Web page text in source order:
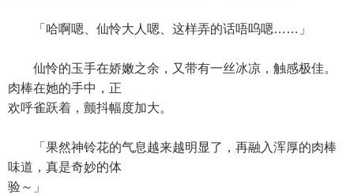
「哈啊嗯、仙怜大人嗯、这样弄的话唔呜嗯……」
仙怜的玉手在娇嫩之余，又带有一丝冰凉，触感极佳。
肉棒在她的手中，正
欢呼雀跃着，颤抖幅度加大。
「果然神铃花的气息越来越明显了，再融入浑厚的肉棒
味道，真是奇妙的体
验～」